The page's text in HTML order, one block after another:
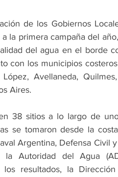
de los Gobiernos
la primera campaña del
del agua en el borde
con los municipios
Avellaneda,
Aires.
38 sitios a lo largo de
se tomaron desde la
Argentina, Defensa Civil
la Autoridad del Agua
resultados, la